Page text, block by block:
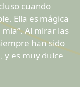
cuando
Ella es mágica
Al mirar las
han sido
y es muy dulce